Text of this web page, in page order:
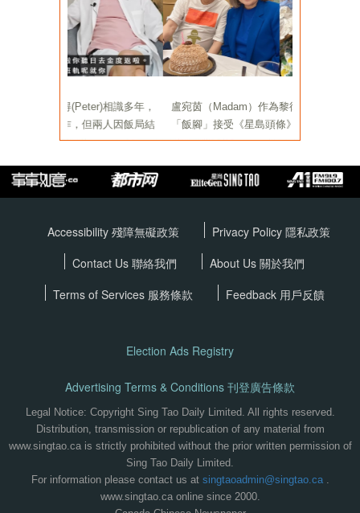
Accessibility 殘障無礙政策 Privacy Policy 隱私政策
Contact Us 聯絡我們
About Us 關於我們
Terms of Services 服務條款 Feedback 用戶反饋
Election Ads Registry
Advertising Terms & Conditions 刊登廣告條款
Legal Notice: Copyright Sing Tao Daily Limited. All rights reserved.
Distribution, transmission or republication of any material from
www.singtao.ca is strictly prohibited without the prior written permission of
Sing Tao Daily Limited.
For information please contact us at singtaoadmin@singtao.ca.
www.singtao.ca online since 2000.